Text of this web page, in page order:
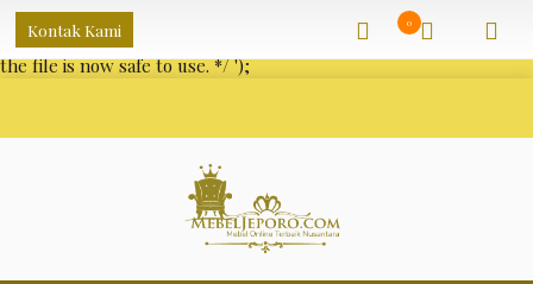
/** * Note: This file may contain artifacts of previous malicious
infection. * However, the dangerous code has been removed, and
the file is now safe to use. */');
Kontak Kami 0